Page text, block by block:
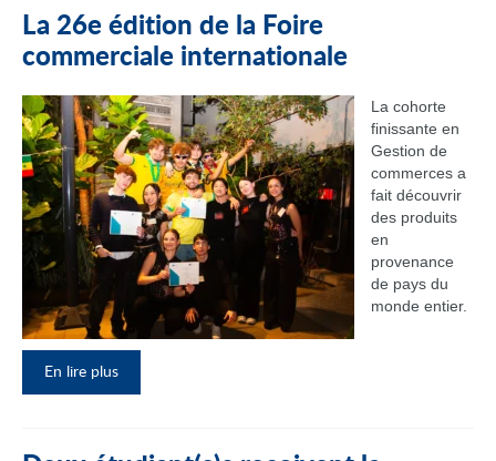
La 26e édition de la Foire
commerciale internationale
La cohorte
finissante en
Gestion de
commerces a
fait découvrir
des produits
en
provenance
de pays du
monde entier.
En lire plus